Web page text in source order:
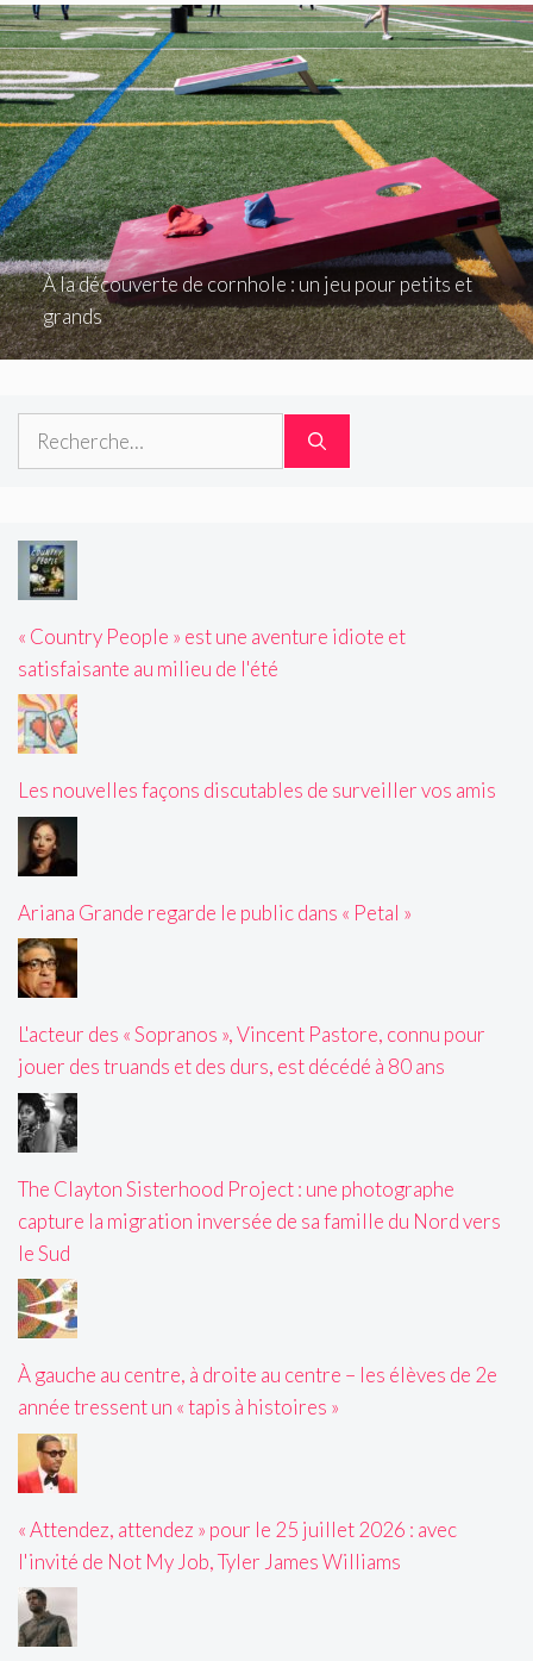
À la découverte de cornhole : un jeu pour petits et
grands
Rechercher :
« Country People » est une aventure idiote et
satisfaisante au milieu de l'été
Les nouvelles façons discutables de surveiller vos amis
Ariana Grande regarde le public dans « Petal »
L'acteur des « Sopranos », Vincent Pastore, connu pour
jouer des truands et des durs, est décédé à 80 ans
The Clayton Sisterhood Project : une photographe
capture la migration inversée de sa famille du Nord vers
le Sud
À gauche au centre, à droite au centre – les élèves de 2e
année tressent un « tapis à histoires »
« Attendez, attendez » pour le 25 juillet 2026 : avec
l'invité de Not My Job, Tyler James Williams